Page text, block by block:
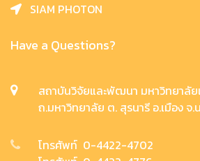
SIAM PHOTON
Have a Questions?
สถาบันวิจัยและพัฒนา มหาวิทยาลัยเ
ถ.มหาวิทยาลัย ต. สุรนารี อ.เมือง
โทรศัพท์ 0-4422-4702